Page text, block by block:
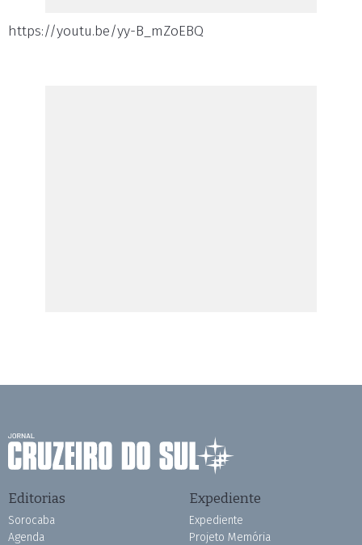
https://youtu.be/yy-B_mZoEBQ
Editorias
Sorocaba
Agenda
Expediente
Expediente
Projeto Memória